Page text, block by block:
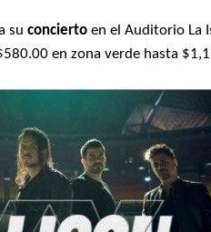
suconcierto en el Auditorio La
en zona verde hasta